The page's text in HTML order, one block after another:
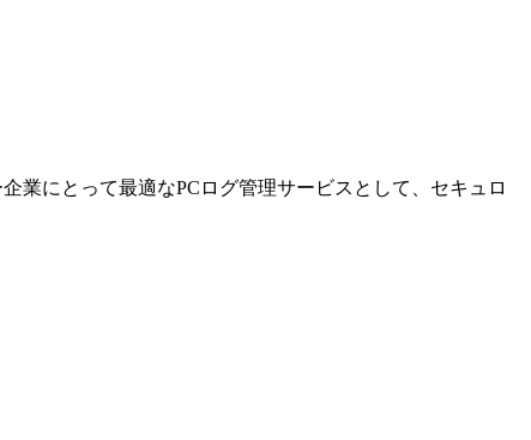
業にとって最適なPCログ管理サービスとして、セキュロ